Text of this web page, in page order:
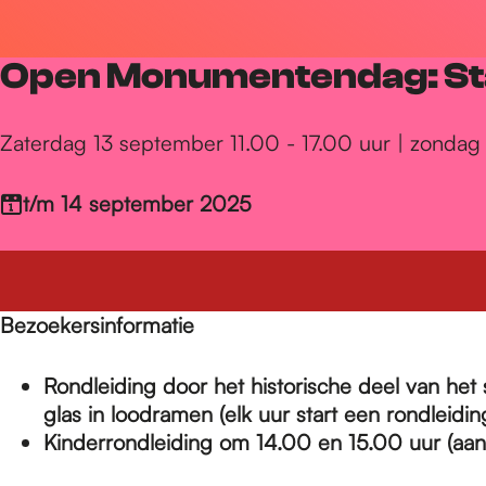
Open Monumentendag:
Zaterdag 13 september 11.00 - 17.00 uur |
t/m 14 september 2025
Bezoekersinformatie
Rondleiding door het historische deel van
glas in loodramen (elk uur start een
Kinderrondleiding om 14.00 en 15.00 uur